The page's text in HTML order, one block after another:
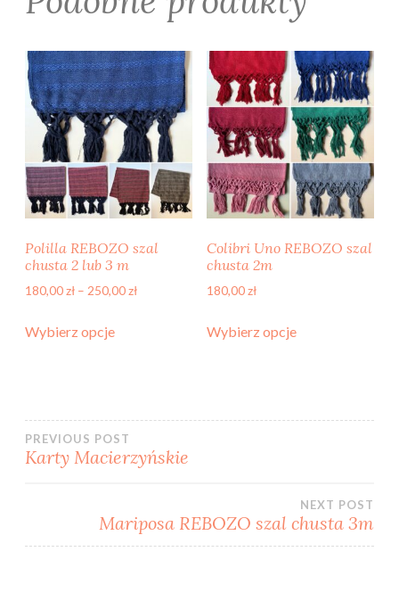
Polilla REBOZO szal
chusta 2 lub 3 m
180,00zł – 250,00złZ
e
:
1
8
0
Wybierz opcjeprodukt
można
wybrać
stronie
produktu
Colibri Uno REBOZO szal
chusta 2m
180,00zł
Wybierz opcjeprodukt
stronie
Nawigacja
PREVIOUS POST
Karty Macierzyńskie
NEXT POST
Mariposa REBOZO szal chusta 3m